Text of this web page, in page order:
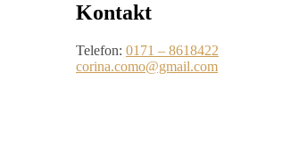
Kontakt
Telefon: 0171 – 8618422
corina.como@gmail.com